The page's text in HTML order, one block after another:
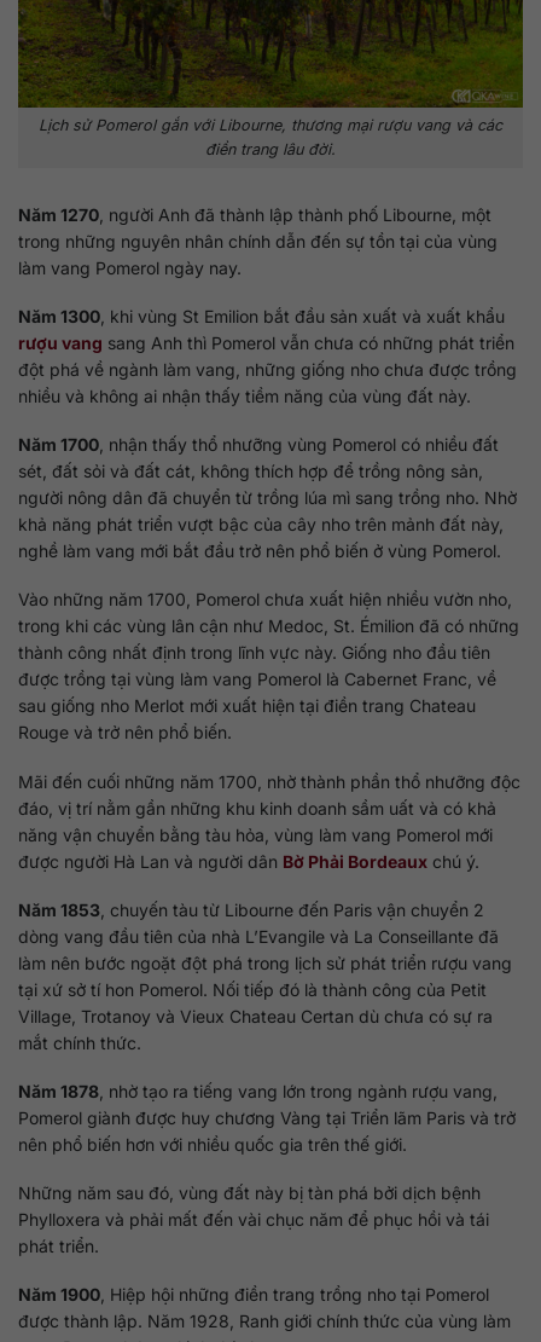
Lịch sử Pomerol gắn với Libourne, thương mại rượu vang và các
điền trang lâu đời.
Năm 1270 , người Anh đã thành lập thành phố Libourne, một
trong những nguyên nhân chính dẫn đến sự tồn tại của vùng
làm vang Pomerol ngày nay.
Năm 1300 , khi vùng St Emilion bắt đầu sản xuất và xuất khẩu
rượu vang sang Anh thì Pomerol vẫn chưa có những phát triển
đột phá về ngành làm vang, những giống nho chưa được trồng
nhiều và không ai nhận thấy tiềm năng của vùng đất này.
Năm 1700 , nhận thấy thổ nhưỡng vùng Pomerol có nhiều đất
sét, đất sỏi và đất cát, không thích hợp để trồng nông sản,
người nông dân đã chuyển từ trồng lúa mì sang trồng nho. Nhờ
khả năng phát triển vượt bậc của cây nho trên mảnh đất này,
nghề làm vang mới bắt đầu trở nên phổ biến ở vùng Pomerol.
Vào những năm 1700, Pomerol chưa xuất hiện nhiều vườn nho,
trong khi các vùng lân cận như Medoc, St. Émilion đã có những
thành công nhất định trong lĩnh vực này. Giống nho đầu tiên
được trồng tại vùng làm vang Pomerol là Cabernet Franc, về
sau giống nho Merlot mới xuất hiện tại điền trang Chateau
Rouge và trở nên phổ biến.
Mãi đến cuối những năm 1700, nhờ thành phần thổ nhưỡng độc
đáo, vị trí nằm gần những khu kinh doanh sầm uất và có khả
năng vận chuyển bằng tàu hỏa, vùng làm vang Pomerol mới
được người Hà Lan và người dân Bờ Phải Bordeaux chú ý.
Năm 1853 , chuyến tàu từ Libourne đến Paris vận chuyển 2
dòng vang đầu tiên của nhà L’Evangile và La Conseillante đã
làm nên bước ngoặt đột phá trong lịch sử phát triển rượu vang
tại xứ sở tí hon Pomerol. Nối tiếp đó là thành công của Petit
Village, Trotanoy và Vieux Chateau Certan dù chưa có sự ra
mắt chính thức.
Năm 1878 , nhờ tạo ra tiếng vang lớn trong ngành rượu vang,
Pomerol giành được huy chương Vàng tại Triển lãm Paris và trở
nên phổ biến hơn với nhiều quốc gia trên thế giới.
Những năm sau đó, vùng đất này bị tàn phá bởi dịch bệnh
Phylloxera và phải mất đến vài chục năm để phục hồi và tái
phát triển.
Năm 1900 , Hiệp hội những điền trang trồng nho tại Pomerol
được thành lập. Năm 1928, Ranh giới chính thức của vùng làm